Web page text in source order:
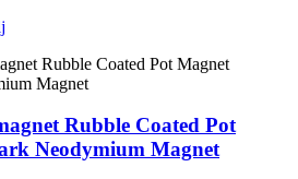
Rubble Coated Pot
Neodymium Magnet